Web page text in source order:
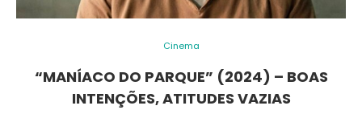
Cinema
“MANÍACO DO PARQUE” (2024) – BOAS
INTENÇÕES, ATITUDES VAZIAS